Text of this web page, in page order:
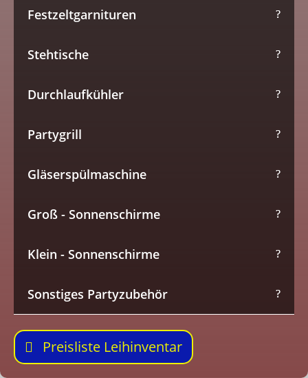
Festzeltgarnituren
Stehtische
Durchlaufkühler
Partygrill
Gläserspülmaschine
Groß - Sonnenschirme
Klein - Sonnenschirme
Sonstiges Partyzubehör
Preisliste Leihinventar